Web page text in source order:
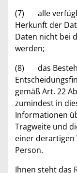
(7) alle
Herkunft der
Daten nicht bei
werden;
(8) das
gemäß Art. 22
zumindest in
Informationen
Tragweite und
einer
Person.
Ihnen steht das